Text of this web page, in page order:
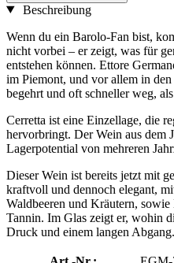
Beschreibung
Wenn du ein Barolo-Fan bist,
nicht vorbei – er zeigt, was für
entstehen können. Ettore
im Piemont, und vor allem in
begehrt und oft schneller weg,
Cerretta ist eine Einzellage, die
hervorbringt. Der Wein aus dem
Lagerpotential von mehreren
Dieser Wein ist bereits jetzt mit
kraftvoll und dennoch elegant,
Waldbeeren und Kräutern,
Tannin. Im Glas zeigt er, wohin
Druck und einem langen Abgang.